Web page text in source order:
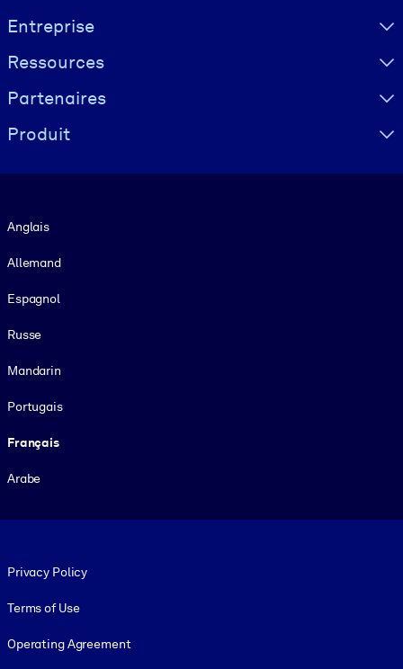
Visually hidden Text
Entreprise
Ressources
Partenaires
Produit
Anglais
Allemand
Espagnol
Russe
Mandarin
Portugais
Français
Arabe
Privacy Policy
Terms of Use
Operating Agreement